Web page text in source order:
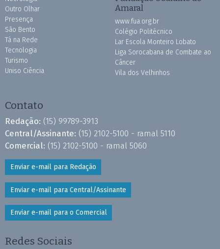
Outro Olhar
Presença
São Bento
Tá na Rede
Tecnologia
Turismo
Uniso Ciência
Amaral
www.fua.org.br
Colégio Politécnico
Lar Escola Monteiro Lobato
Liga Sorocabana de Combate ao
Câncer
Vila dos Velhinhos
Contato
Redação: (15) 99789-3913
Central/Assinante: (15) 2102-5100 - ramal 5110
Comercial: (15) 2102-5100 - ramal 5060
Enviar e-mail para Redação
Enviar e-mail para Central/Assinante
Enviar e-mail para o Comercial
Redes Sociais